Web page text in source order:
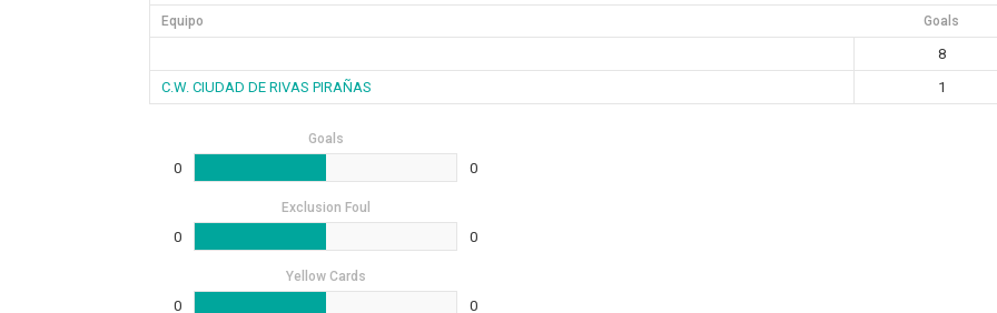
Equipo Goals
8
C.W. CIUDAD DE RIVAS PIRAÑAS
1
Goals
0 0
Exclusion Foul
0 0
Yellow Cards
0 0